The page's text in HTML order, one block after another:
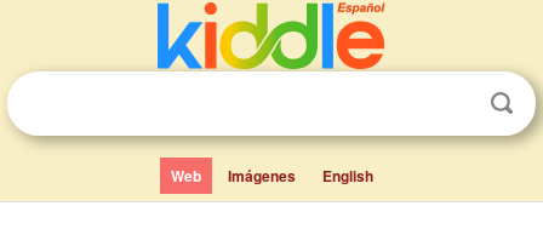
Web Imágenes English